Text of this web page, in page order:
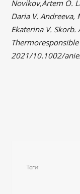
Novikov,Artem O.
Daria V. Andreeva,
Ekaterina V.
2021/10.1002/
Теги